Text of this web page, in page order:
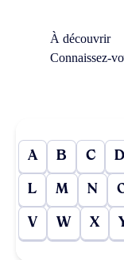
À découvrir
Connaissez-
A B C D
L M N
V W X